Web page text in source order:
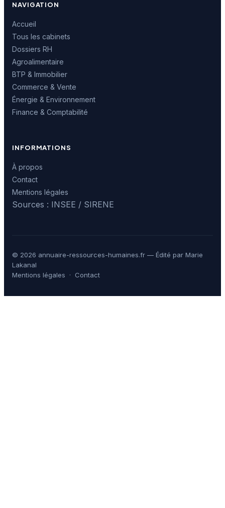
NAVIGATION
Accueil
Tous les cabinets
Dossiers RH
Agroalimentaire
BTP & Immobilier
Commerce & Vente
Énergie & Environnement
Finance & Comptabilité
INFORMATIONS
À propos
Contact
Mentions légales
Sources : INSEE / SIRENE
© 2026 annuaire-ressources-humaines.fr — Édité par Marie
Lakanal
Mentions légales · Contact